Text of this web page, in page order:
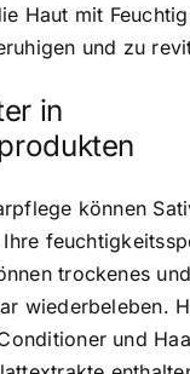
Haut mit
und zu
in
können
trockenes und
wiederbeleben.
und